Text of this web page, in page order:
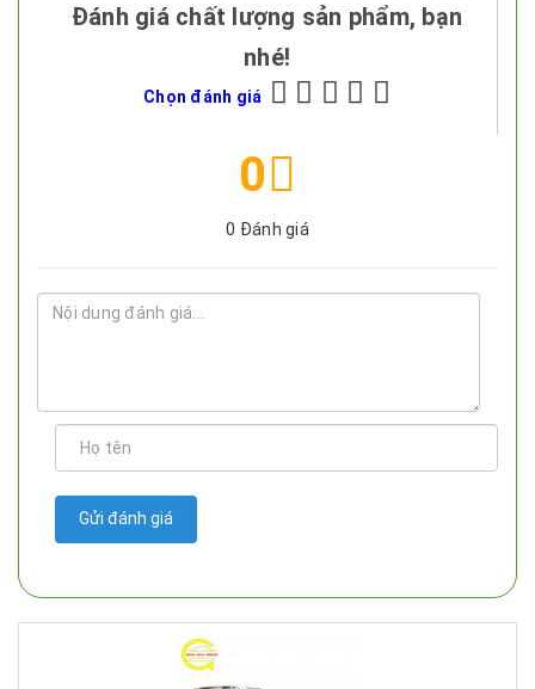
Đánh giá chất lượng sản phẩm, bạn
nhé!
Chọn đánh giá
0
0 Đánh giá
Gửi đánh giá